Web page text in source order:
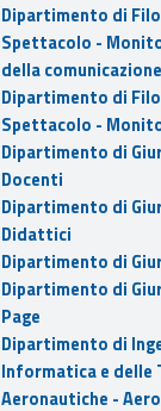
Dipartimento di
Spettacolo -
della comunicazione
Dipartimento di
Spettacolo -
Dipartimento di
Docenti
Dipartimento di
Didattici
Dipartimento di
Dipartimento di
Page
Dipartimento di
Informatica e delle
Aeronautiche -